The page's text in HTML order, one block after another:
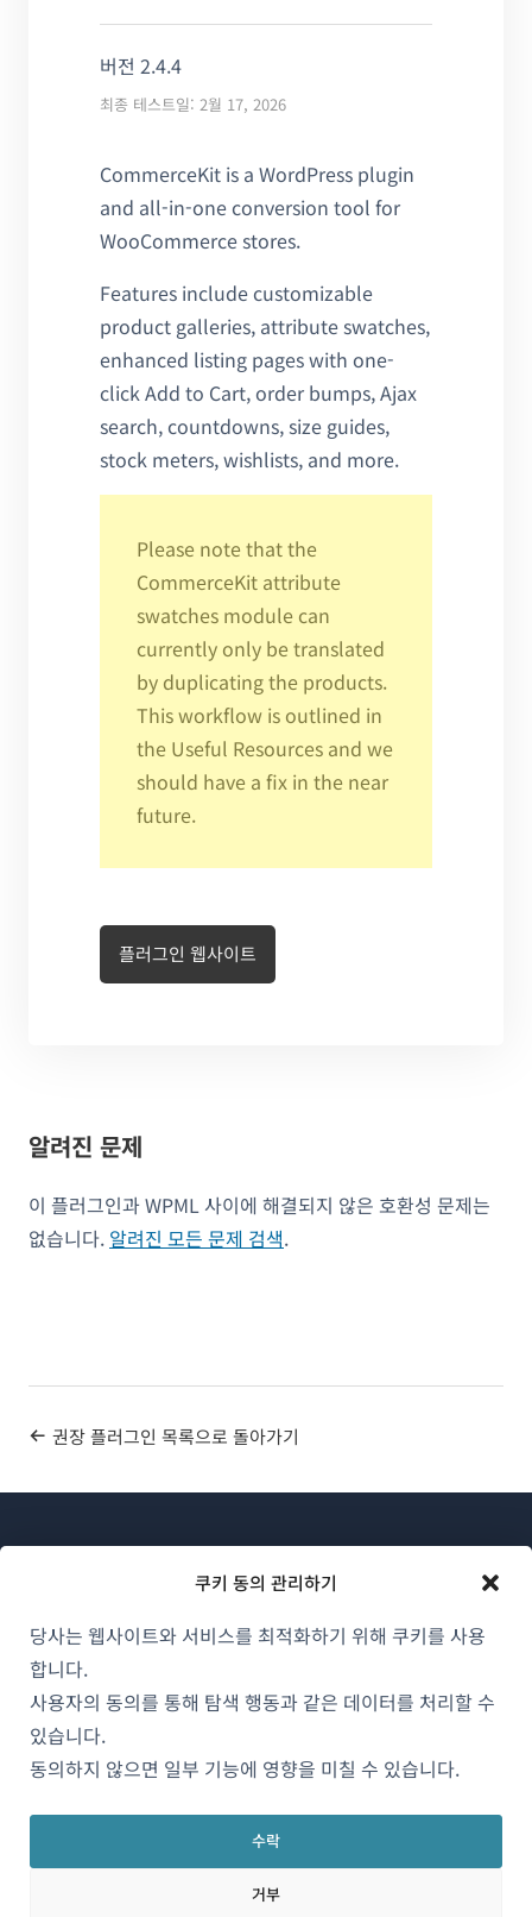
쿠키 동의 관리하기
당사는 웹사이트와 서비스를 최적화하기 위해 쿠키를 사용
합니다.
사용자의 동의를 통해 탐색 행동과 같은 데이터를 처리할 수
있습니다.
동의하지 않으면 일부 기능에 영향을 미칠 수 있습니다.
수락
거부
버전 2.4.4
최종 테스트일: 2월 17, 2026
CommerceKit is a WordPress plugin
and all-in-one conversion tool for
WooCommerce stores.
Features include customizable
product galleries, attribute swatches,
enhanced listing pages with one-
click Add to Cart, order bumps, Ajax
search, countdowns, size guides,
stock meters, wishlists, and more.
Please note that the
CommerceKit attribute
swatches module can
currently only be translated
by duplicating the products.
This workflow is outlined in
the Useful Resources and we
should have a fix in the near
future.
플러그인 웹사이트
알려진 문제
이 플러그인과 WPML 사이에 해결되지 않은 호환성 문제는
없습니다. 알려진 모든 문제 검색.
권장 플러그인 목록으로 돌아가기
한국어
WPML 소개
GDPR 및 개인정보 처리방침
창
열
(새
창
서
(새
창
에
서
열
(새
창
서